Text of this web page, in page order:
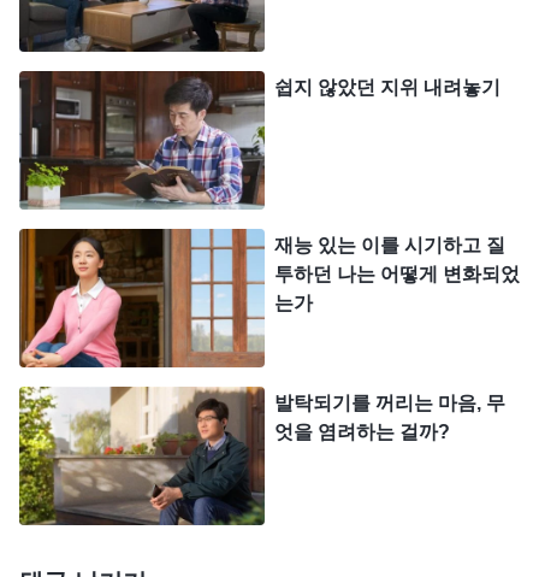
갖고 있다. 어떤 사람들은 이는 인성이 좋지 않은 것
것이겠느냐? 이는 그야말로 사탄의 성품이다. 이런
성품은 너무도 흉악하다! 어째서 성품이 너무도 흉악
하다고 하겠느냐? 적그리스도는 하나님 집의 소유물
과 교회의 재산을 자기 손에 넣어 사유재산으로 삼고
자기가 통제하려고 하며, 다른 사람이 간섭하는 것을
용납하지 않는다. 그가 교회 사역을 할 때 고려하는
것은 오직 자신의 이익과 지위, 체면뿐이다. 그는 누
구든 자신의 이익을 해하는 것을 용납하지 않으며,
자질이 있고 체험 간증을 말할 수 있는 누군가가 자
신의 명예나 지위에 위협을 가하는 것은 더더욱 용납
하지 않는다. … 누군가 사역을 잘해 두각을 드러낼
수 있으면, 또 누군가 진실한 체험 간증을 말해 하나
쉽지 않았던 지위 내려놓기
재능 있는 이를 시기하고 질
투하던 나는 어떻게 변화되었
는가
발탁되기를 꺼리는 마음, 무
엇을 염려하는 걸까?